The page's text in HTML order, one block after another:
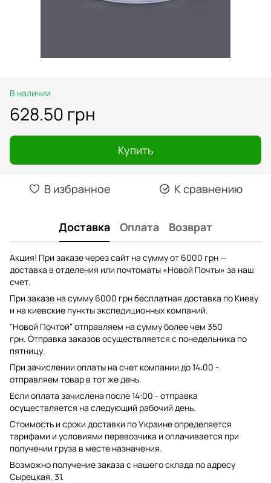
В наличии
628.50 грн
Купить
В избранное К сравнению
Доставка Оплата Возврат
Акция! При заказе через сайт на сумму от 6000 грн —
доставка в отделения или почтоматы «Новой Почты» за наш
счет.
При заказе на сумму 6000 грн бесплатная доставка по Киеву
и на киевские пункты экспедиционных компаний.
"Новой Почтой" отправляем на сумму более чем 350
грн. Отправка заказов осуществляется с понедельника по
пятницу.
При зачислении оплаты на счет компании до 14:00 -
отправляем товар в тот же день.
Если оплата зачислена после 14:00 - отправка
осуществляется на следующий рабочий день.
Стоимость и сроки доставки по Украине определяется
тарифами и условиями перевозчика и оплачивается при
получении груза в месте назначения.
Возможно получение заказа с нашего склада по адресу
Сырецкая, 31.